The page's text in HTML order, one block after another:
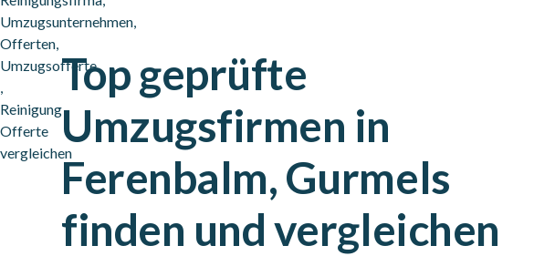
Top geprüfte
Umzugsfirmen in
Ferenbalm, Gurmels
finden und vergleichen